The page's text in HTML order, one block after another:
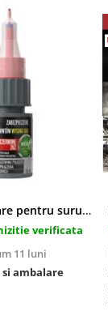
Pasta blocatoare pentru suruburi,rezistenta inalta
verificata
11 luni
ambalare